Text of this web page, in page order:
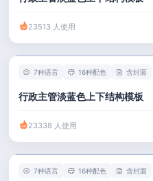
23513 人使用
7种语言 16种配色 含封面
行政主管淡蓝色上下结构模板
23338 人使用
7种语言 16种配色 含封面